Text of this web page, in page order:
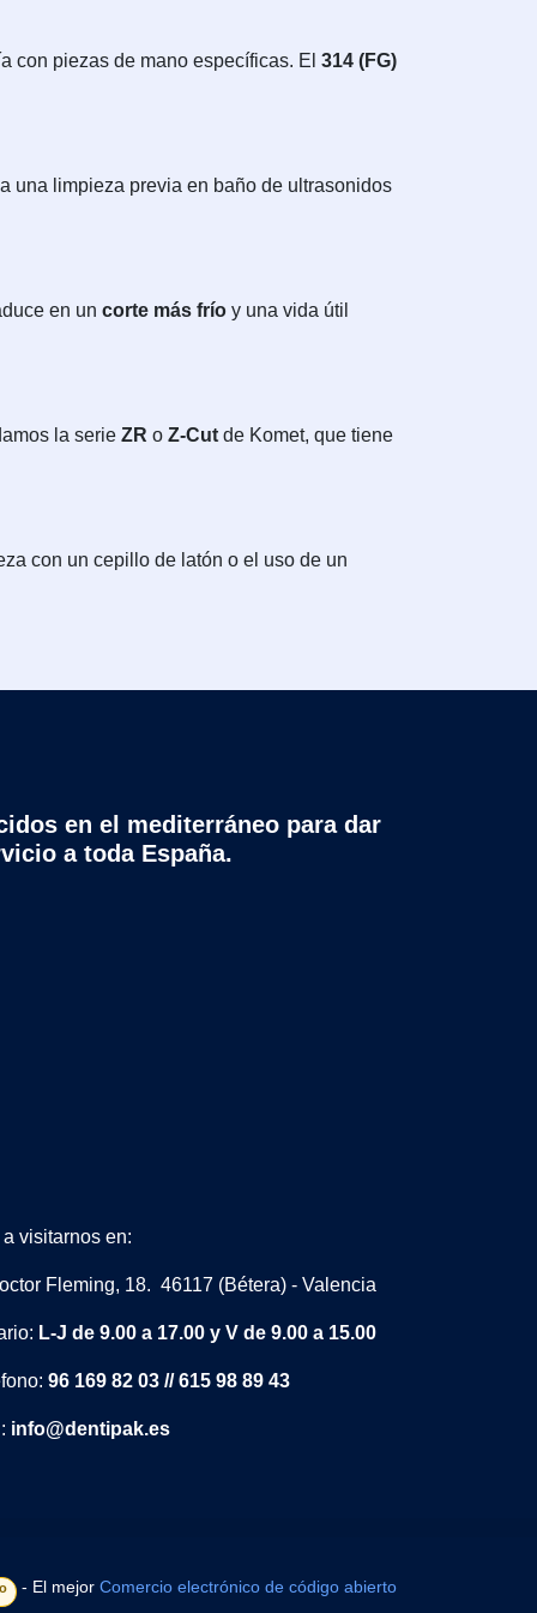
con piezas de mano específicas. El 314 (FG)
una limpieza previa en baño de ultrasonidos
en un corte más frío y una vida útil
la serie ZR o Z-Cut de Komet, que tiene
con un cepillo de latón o el uso de un
en el mediterráneo para dar
a toda España.
a visitarnos en:
Fleming, 18. 46117 (Bétera) - Valencia
L-J de 9.00 a 17.00 y V de 9.00 a 15.00
96 169 82 03 // 615 98 89 43
info@dentipak.es
- El mejor Comercio electrónico de código abierto